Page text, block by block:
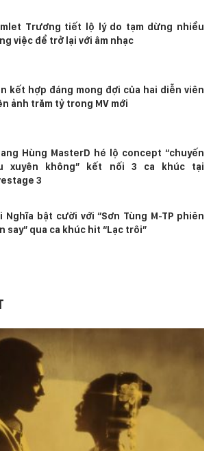
Trương tiết lộ lý do tạm dừng nhiều
việc để trở lại với âm nhạc
kết hợp đáng mong đợi của hai diễn viên
ảnh trăm tỷ trong MV mới
Hùng MasterD hé lộ concept “chuyến
xuyên không” kết nối 3 ca khúc tại
3
Nghĩa bật cười với “Sơn Tùng M-TP phiên
say” qua ca khúc hit “Lạc trôi”